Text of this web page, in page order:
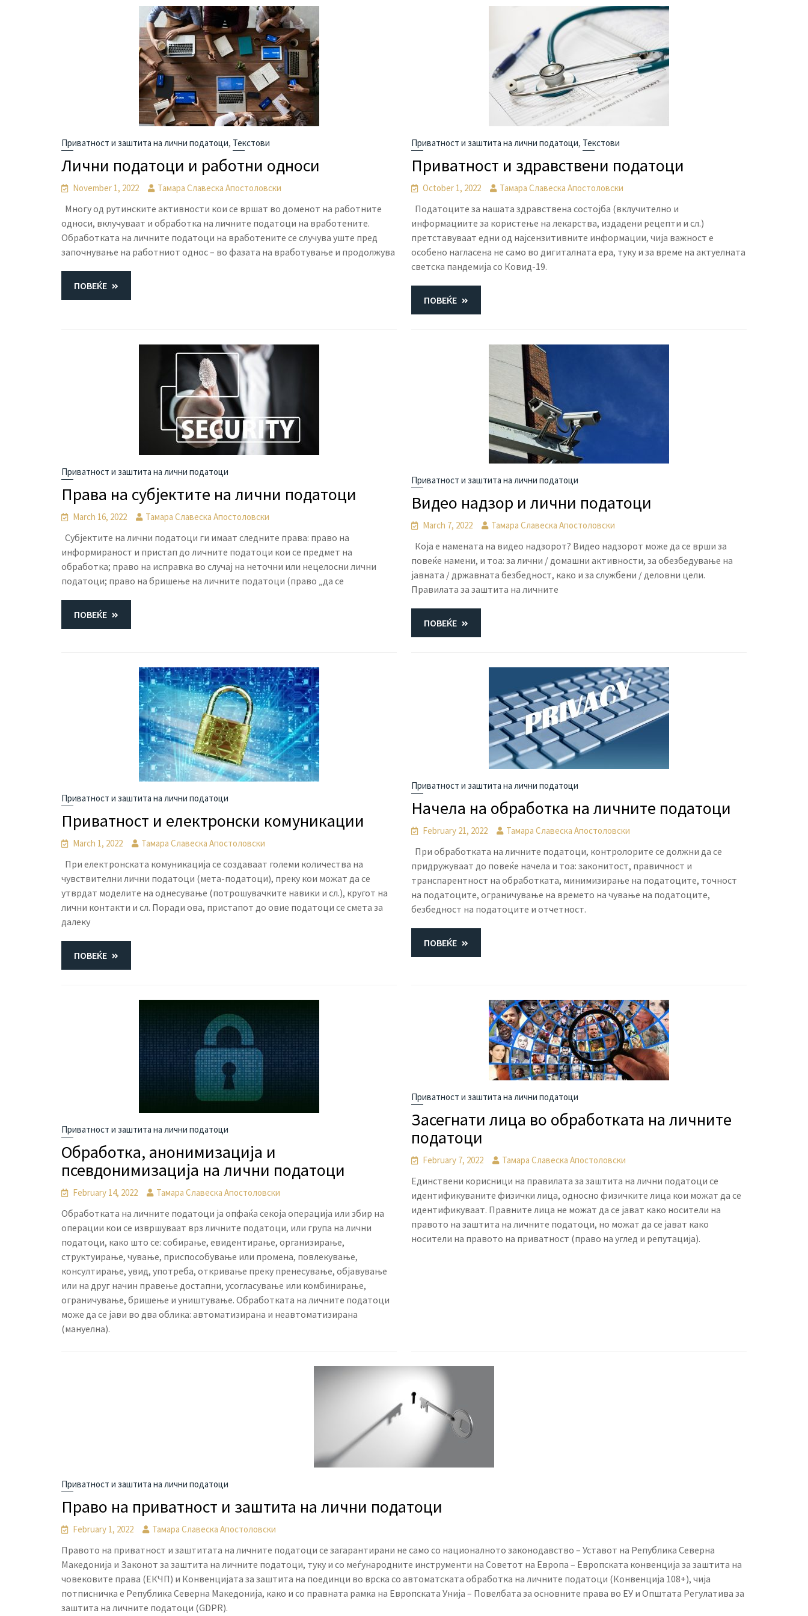
Приватност и заштита на лични податоци, Текстови
Лични податоци и работни односи
November 1, 2022 Тамара Славеска Апостоловски
Многу од рутинските активности кои се вршат во доменот на работните
односи, вклучуваат и обработка на личните податоци на вработените.
Обработката на личните податоци на вработените се случува уште пред
започнување на работниот однос – во фазата на вработување и продолжува
ПОВЕЌЕ
Приватност и заштита на лични податоци, Текстови
Приватност и здравствени податоци
October 1, 2022 Тамара Славеска Апостоловски
Податоците за нашата здравствена состојба (вклучително и
информациите за користење на лекарства, издадени рецепти и сл.)
претставуваат едни од најсензитивните информации, чија важност е
особено нагласена не само во дигиталната ера, туку и за време на актуелната
светска пандемија со Ковид-19.
ПОВЕЌЕ
Приватност и заштита на лични податоци
Права на субјектите на лични податоци
March 16, 2022 Тамара Славеска Апостоловски
Субјектите на лични податоци ги имаат следните права: право на
информираност и пристап до личните податоци кои се предмет на
обработка; право на исправка во случај на неточни или нецелосни лични
податоци; право на бришење на личните податоци (право „да се
ПОВЕЌЕ
Приватност и заштита на лични податоци
Видео надзор и лични податоци
March 7, 2022 Тамара Славеска Апостоловски
Која е намената на видео надзорот? Видео надзорот може да се врши за
повеќе намени, и тоа: за лични / домашни активности, за обезбедување на
јавната / државната безбедност, како и за службени / деловни цели.
Правилата за заштита на личните
ПОВЕЌЕ
Приватност и заштита на лични податоци
Приватност и електронски комуникации
March 1, 2022 Тамара Славеска Апостоловски
При електронската комуникација се создаваат големи количества на
чувствителни лични податоци (мета-податоци), преку кои можат да се
утврдат моделите на однесување (потрошувачките навики и сл.), кругот на
лични контакти и сл. Поради ова, пристапот до овие податоци се смета за
далеку
ПОВЕЌЕ
Приватност и заштита на лични податоци
Начела на обработка на личните податоци
February 21, 2022 Тамара Славеска Апостоловски
При обработката на личните податоци, контролорите се должни да се
придружуваат до повеќе начела и тоа: законитост, правичност и
транспарентност на обработката, минимизирање на податоците, точност
на податоците, ограничување на времето на чување на податоците,
безбедност на податоците и отчетност.
ПОВЕЌЕ
Приватност и заштита на лични податоци
Обработка, анонимизација и
псевдонимизација на лични податоци
February 14, 2022 Тамара Славеска Апостоловски
Обработката на личните податоци ја опфаќа секоја операција или збир на
операции кои се извршуваат врз личните податоци, или група на лични
податоци, како што се: собирање, евидентирање, организирање,
структуирање, чување, приспособување или промена, повлекување,
консултирање, увид, употреба, откривање преку пренесување, објавување
или на друг начин правење достапни, усогласување или комбинирање,
ограничување, бришење и уништување. Обработката на личните податоци
може да се јави во два облика: автоматизирана и неавтоматизирана
(мануелна).
Приватност и заштита на лични податоци
Засегнати лица во обработката на личните
податоци
February 7, 2022 Тамара Славеска Апостоловски
Единствени корисници на правилата за заштита на лични податоци се
идентификуваните физички лица, односно физичките лица кои можат да се
идентификуваат. Правните лица не можат да се јават како носители на
правото на заштита на личните податоци, но можат да се јават како
носители на правото на приватност (право на углед и репутација).
Приватност и заштита на лични податоци
Право на приватност и заштита на лични податоци
February 1, 2022 Тамара Славеска Апостоловски
Правото на приватност и заштитата на личните податоци се загарантирани не само со националното законодавство – Уставот на Република Северна
Македонија и Законот за заштита на личните податоци, туку и со меѓународните инструменти на Советот на Европа – Европската конвенција за заштита на
човековите права (ЕКЧП) и Конвенцијата за заштита на поединци во врска со автоматската обработка на личните податоци (Конвенција 108+), чија
потписничка е Република Северна Македонија, како и со правната рамка на Европската Унија – Повелбата за основните права во ЕУ и Општата Регулатива за
заштита на личните податоци (GDPR).